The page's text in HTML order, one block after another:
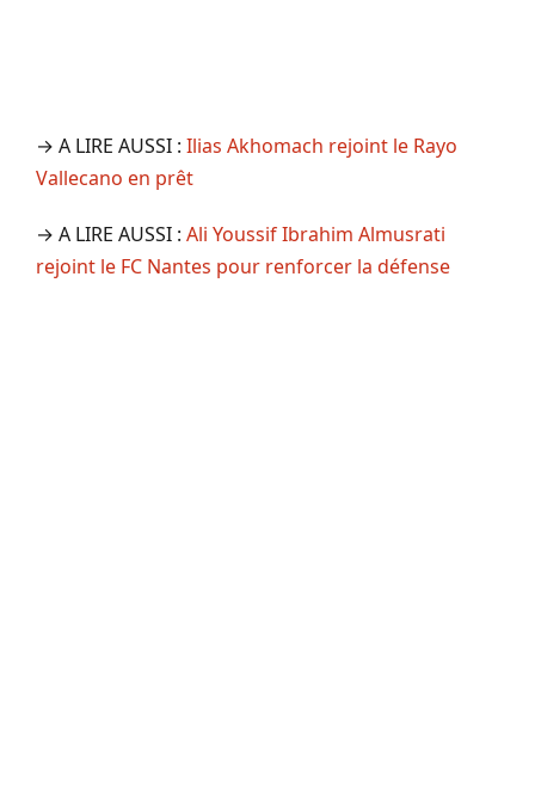
→ A LIRE AUSSI : Ilias Akhomach rejoint le Rayo
Vallecano en prêt
→ A LIRE AUSSI : Ali Youssif Ibrahim Almusrati
rejoint le FC Nantes pour renforcer la défense